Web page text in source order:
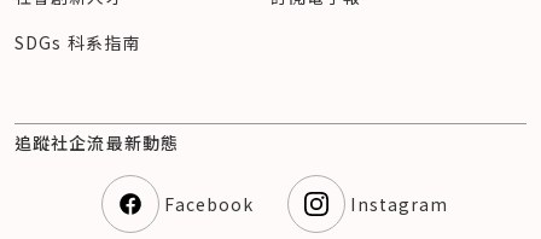
SDGs 科系指南
追蹤社企流最新動態
Facebook Instagram